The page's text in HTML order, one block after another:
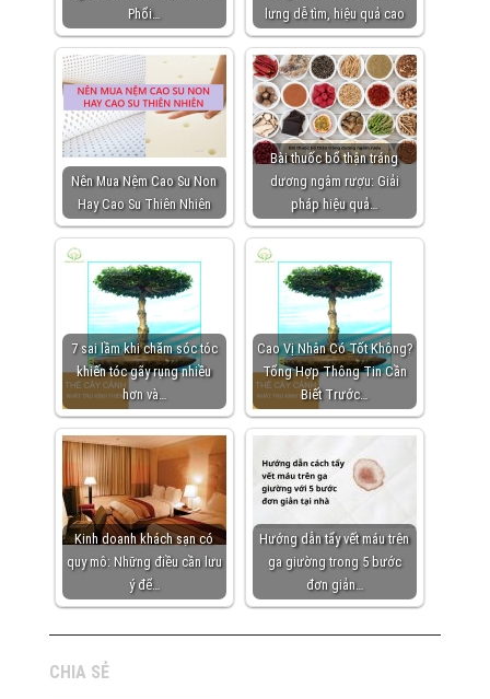
Phổi…
lưng dễ tìm, hiệu quả cao
Nên Mua Nệm Cao Su Non
Hay Cao Su Thiên Nhiên
Bài thuốc bổ thận tráng
dương ngâm rượu: Giải
pháp hiệu quả…
7 sai lầm khi chăm sóc tóc
khiến tóc gãy rụng nhiều
hơn và…
Cao Vị Nhân Có Tốt Không?
Tổng Hợp Thông Tin Cần
Biết Trước…
Kinh doanh khách sạn có
quy mô: Những điều cần lưu
ý để…
Hướng dẫn tẩy vết máu trên
ga giường trong 5 bước
đơn giản…
CHIA SẺ